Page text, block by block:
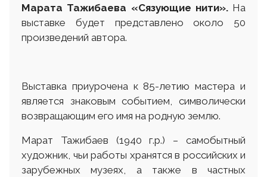
Марата Тажибаева «Сязующие нити».На
выставке будет представлено около 50
произведений автора.
Выставка приурочена к 85-летию мастера и
является знаковым событием, символически
возвращающим его имя на родную землю.
Марат Тажибаев (1940 г.р.) – самобытный
художник, чьи работы хранятся в российских и
зарубежных музеях, а также в частных